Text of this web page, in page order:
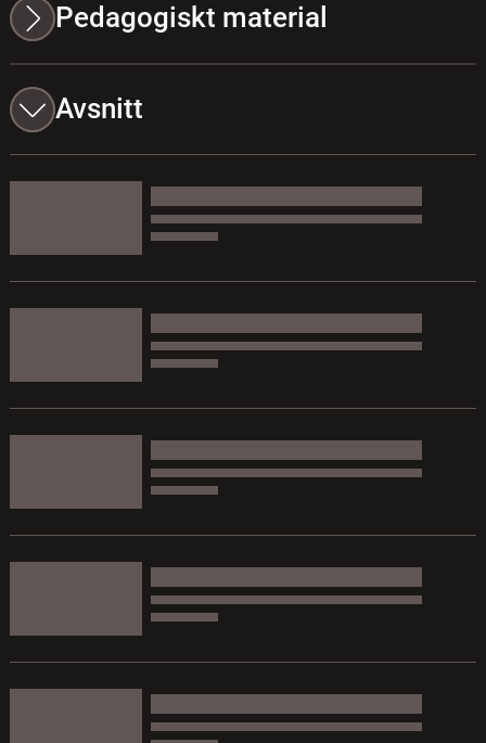
Pedagogiskt material
Avsnitt